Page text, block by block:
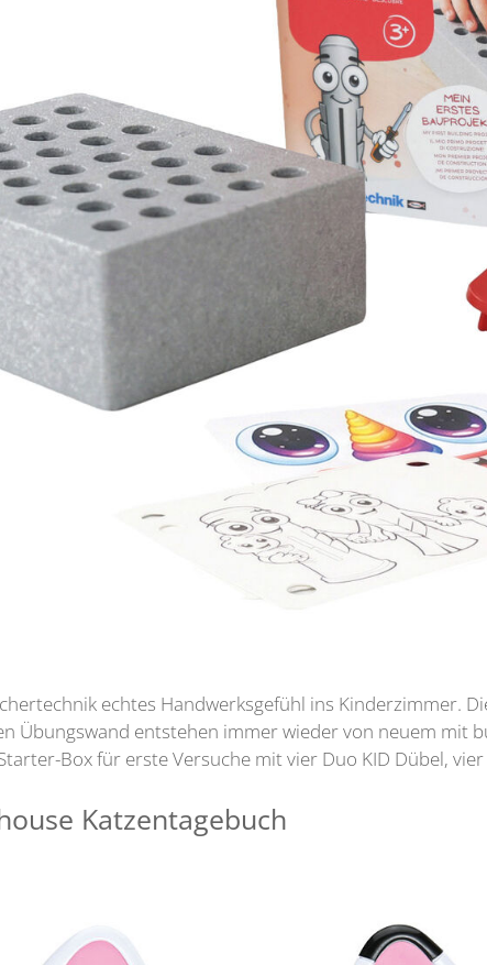
echtes Handwerksgefühl ins Kinderzimmer.
Übungswand entstehen immer wieder von neuem
Box für erste Versuche mit vier Duo KID Dübel,
Katzentagebuch